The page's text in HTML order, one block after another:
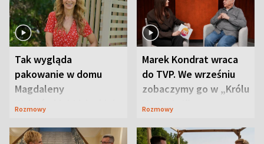
Tak wygląda
pakowanie w domu
Magdaleny
Waligórskiej-Lisieckiej.
Rozmowy
Marek Kondrat wraca
do TVP. We wrześniu
zobaczymy go w „Królu
Maciusiu I”
Rozmowy